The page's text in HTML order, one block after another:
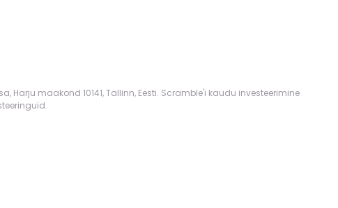
Harju maakond 10141, Tallinn, Eesti. Scramble'i kaudu investeerimine